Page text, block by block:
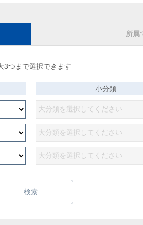
所属
3つまで選択できます
小分類
検索